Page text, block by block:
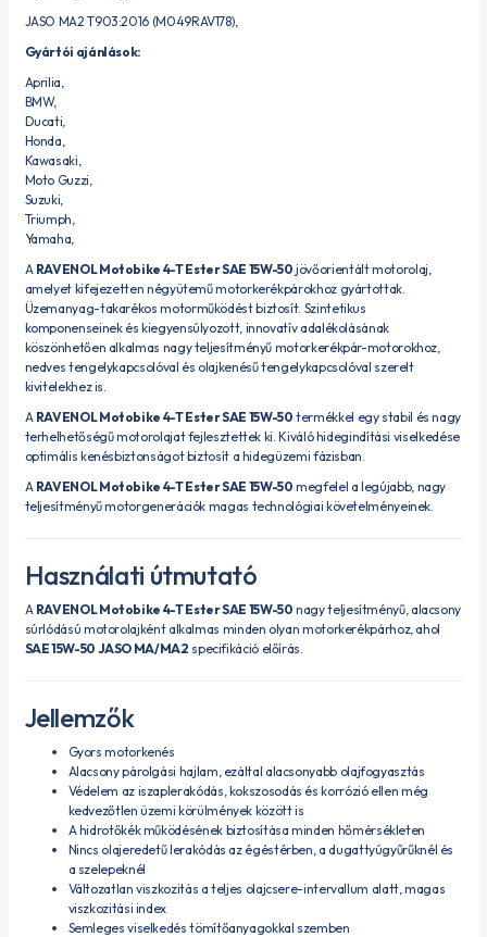
JASO MA2 T903:2016 (M049RAV178),
Gyártói ajánlások:
Aprilia,
BMW,
Ducati,
Honda,
Kawasaki,
Moto Guzzi,
Suzuki,
Triumph,
Yamaha,
A RAVENOL Motobike 4-T Ester SAE 15W-50 jövőorientált motorolaj,
amelyet kifejezetten négyütemű motorkerékpárokhoz gyártottak.
Üzemanyag-takarékos motorműködést biztosít. Szintetikus
komponenseinek és kiegyensúlyozott, innovatív adalékolásának
köszönhetően alkalmas nagy teljesítményű motorkerékpár-motorokhoz,
nedves tengelykapcsolóval és olajkenésű tengelykapcsolóval szerelt
kivitelekhez is.
A RAVENOL Motobike 4-T Ester SAE 15W-50 termékkel egy stabil és nagy
terhelhetőségű motorolajat fejlesztettek ki. Kiváló hidegindítási viselkedése
optimális kenésbiztonságot biztosít a hidegüzemi fázisban.
A RAVENOL Motobike 4-T Ester SAE 15W-50 megfelel a legújabb, nagy
teljesítményű motorgenerációk magas technológiai követelményeinek.
Használati útmutató
A RAVENOL Motobike 4-T Ester SAE 15W-50 nagy teljesítményű, alacsony
súrlódású motorolajként alkalmas minden olyan motorkerékpárhoz, ahol
SAE 15W-50 JASO MA/MA2 specifikáció előírás.
Jellemzők
Gyors motorkenés
Alacsony párolgási hajlam, ezáltal alacsonyabb olajfogyasztás
Védelem az iszaplerakódás, kokszosodás és korrózió ellen még
kedvezőtlen üzemi körülmények között is
A hidrotőkék működésének biztosítása minden hőmérsékleten
Nincs olajeredetű lerakódás az égéstérben, a dugattyúgyűrűknél és
a szelepeknél
Változatlan viszkozitás a teljes olajcsere-intervallum alatt, magas
viszkozitási index
Semleges viselkedés tömítőanyagokkal szemben